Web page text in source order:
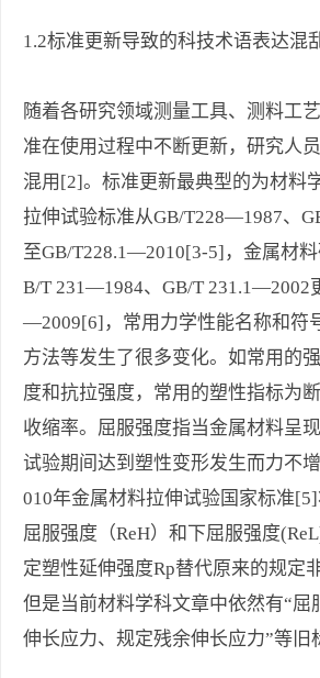
1.2标准更新导致的科技术语表达混
随着各研究领域测量工具、测料工
准在使用过程中不断更新，研究人
混用[2]。标准更新最典型的为材料
拉伸试验标准从GB/T228—1987、
至GB/T228.1—2010[3-5]，金属材
B/T 231—1984、GB/T 231.1—2002
—2009[6]，常用力学性能名称和符
方法等发生了很多变化。如常用的
度和抗拉强度，常用的塑性指标为
收缩率。屈服强度指当金属材料呈
试验期间达到塑性变形发生而力不
010年金属材料拉伸试验国家标准
屈服强度（ReH）和下屈服强度
定塑性延伸强度Rp替代原来的规定
但是当前材料学科文章中依然有“屈
伸长应力、规定残余伸长应力”等旧